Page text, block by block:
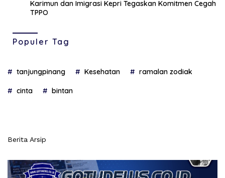
Karimun dan Imigrasi Kepri Tegaskan Komitmen Cegah
TPPO
Populer Tag
tanjungpinang Kesehatan ramalan zodiak
cinta bintan
Berita Arsip